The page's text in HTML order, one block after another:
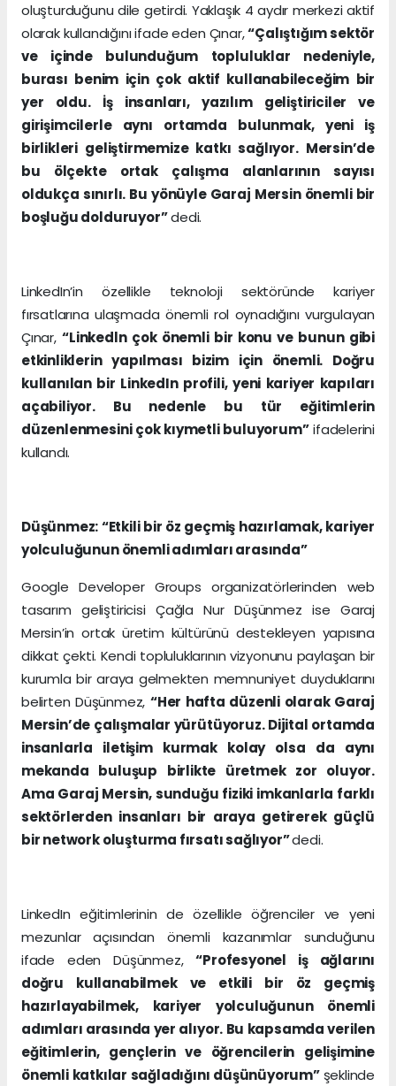
oluşturduğunu dile getirdi. Yaklaşık 4 aydır merkezi aktif
olarak kullandığını ifade eden Çınar,“Çalıştığım sektör
ve içinde bulunduğum topluluklar nedeniyle,
burası benim için çok aktif kullanabileceğim bir
yer oldu. İş insanları, yazılım geliştiriciler ve
girişimcilerle aynı ortamda bulunmak, yeni iş
birlikleri geliştirmemize katkı sağlıyor. Mersin’de
bu ölçekte ortak çalışma alanlarının sayısı
oldukça sınırlı. Bu yönüyle Garaj Mersin önemli bir
boşluğu dolduruyor”dedi.
LinkedIn’in özellikle teknoloji sektöründe kariyer
fırsatlarına ulaşmada önemli rol oynadığını vurgulayan
Çınar,“Linkedln çok önemli bir konu ve bunun gibi
etkinliklerin yapılması bizim için önemli. Doğru
kullanılan bir LinkedIn profili, yeni kariyer kapıları
açabiliyor. Bu nedenle bu tür eğitimlerin
düzenlenmesini çok kıymetli buluyorum”ifadelerini
kullandı.
Düşünmez: “Etkili bir öz geçmiş hazırlamak, kariyer
yolculuğunun önemli adımları arasında”
Google Developer Groups organizatörlerinden web
tasarım geliştiricisi Çağla Nur Düşünmez ise Garaj
Mersin’in ortak üretim kültürünü destekleyen yapısına
dikkat çekti. Kendi topluluklarının vizyonunu paylaşan bir
kurumla bir araya gelmekten memnuniyet duyduklarını
belirten Düşünmez, “Her hafta düzenli olarak Garaj
Mersin’de çalışmalar yürütüyoruz. Dijital ortamda
insanlarla iletişim kurmak kolay olsa da aynı
mekanda buluşup birlikte üretmek zor oluyor.
Ama Garaj Mersin, sunduğu fiziki imkanlarla farklı
sektörlerden insanları bir araya getirerek güçlü
bir network oluşturma fırsatı sağlıyor”dedi.
LinkedIn eğitimlerinin de özellikle öğrenciler ve yeni
mezunlar açısından önemli kazanımlar sunduğunu
ifade eden Düşünmez,“Profesyonel iş ağlarını
doğru kullanabilmek ve etkili bir öz geçmiş
hazırlayabilmek, kariyer yolculuğunun önemli
adımları arasında yer alıyor. Bu kapsamda verilen
eğitimlerin, gençlerin ve öğrencilerin gelişimine
önemli katkılar sağladığını düşünüyorum” şeklinde